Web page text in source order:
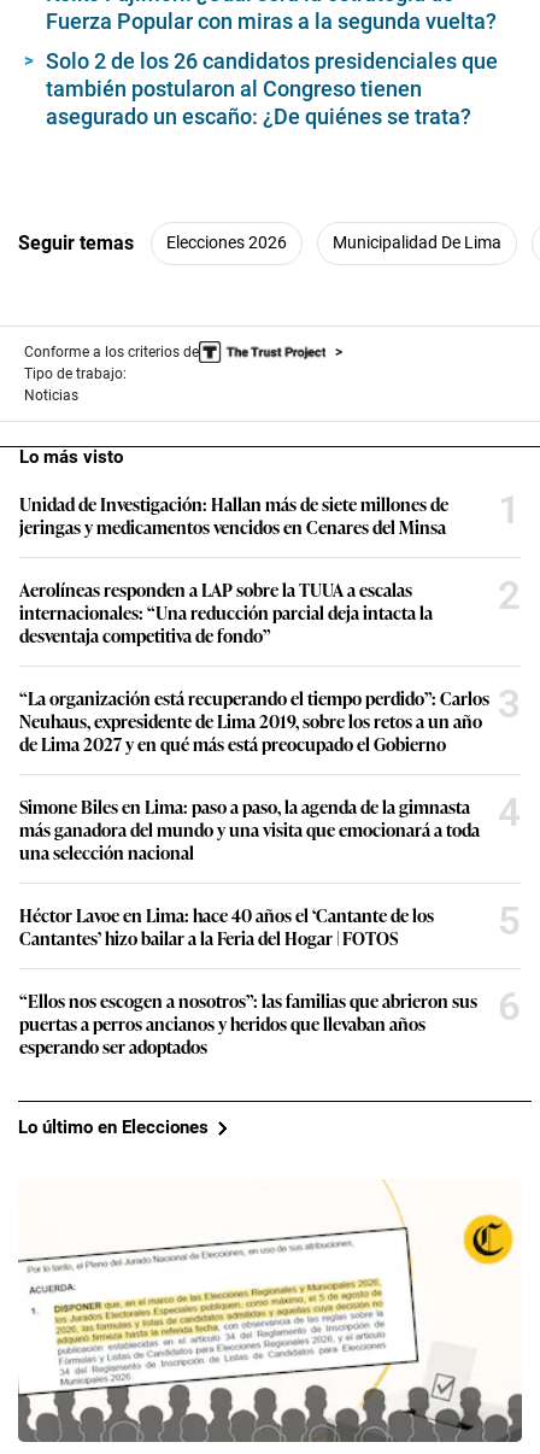
Fuerza Popular con miras a la segunda vuelta?
Solo 2 de los 26 candidatos presidenciales que
también postularon al Congreso tienen
asegurado un escaño: ¿De quiénes se trata?
Seguir temas Elecciones 2026 Municipalidad De Lima
Conforme a los criterios de
Tipo de trabajo:
Noticias
Lo más visto
Unidad de Investigación: Hallan más de siete millones de
jeringas y medicamentos vencidos en Cenares del Minsa
1
Aerolíneas responden a LAP sobre la TUUA a escalas
internacionales: “Una reducción parcial deja intacta la
desventaja competitiva de fondo”
2
“La organización está recuperando el tiempo perdido”: Carlos
Neuhaus, expresidente de Lima 2019, sobre los retos a un año
de Lima 2027 y en qué más está preocupado el Gobierno
3
Simone Biles en Lima: paso a paso, la agenda de la gimnasta
más ganadora del mundo y una visita que emocionará a toda
una selección nacional
4
Héctor Lavoe en Lima: hace 40 años el ‘Cantante de los
Cantantes’ hizo bailar a la Feria del Hogar | FOTOS
5
“Ellos nos escogen a nosotros”: las familias que abrieron sus
puertas a perros ancianos y heridos que llevaban años
esperando ser adoptados
6
Lo último en Elecciones